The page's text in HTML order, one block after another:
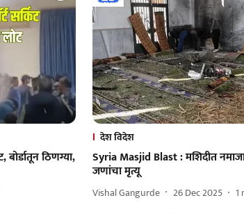
बोर्डातून ठिणग्या,
देश विदेश
Syria Masjid Blast : मशिदीत
जणांचा मृत्यू
Vishal Gangurde 26 Dec 2025 1